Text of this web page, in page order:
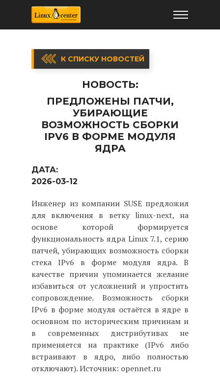
К СПИСКУ НОВОСТЕЙ
НОВОСТЬ:
ПРЕДЛОЖЕНЫ ПАТЧИ,
УБИРАЮЩИЕ
ВОЗМОЖНОСТЬ СБОРКИ
IPV6 В ФОРМЕ МОДУЛЯ
ЯДРА
ДАТА:
2026-03-12
Инженер из компании SUSE предложил
для включения в ветку linux-next, на
основе которой формируется
функциональность ядра Linux 7.1, серию
патчей, убирающих возможность сборки
стека IPv6 в форме модуля ядра. В
качестве причин упоминается желание
избавиться от усложнений и упростить
сопровождение. Возможность сборки
IPv6 в форме модуля остаётся в ядре в
основном по историческим причинам и
в современных дистрибутивах не
применяется на практике (IPv6 либо
встраивают в ядро, либо полностью
отключают). Источник: opennet.ru